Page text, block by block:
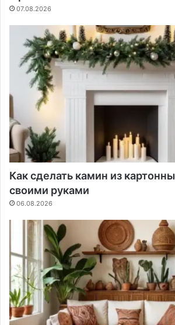
07.08.2026
Как сделать камин из
своими руками
06.08.2026